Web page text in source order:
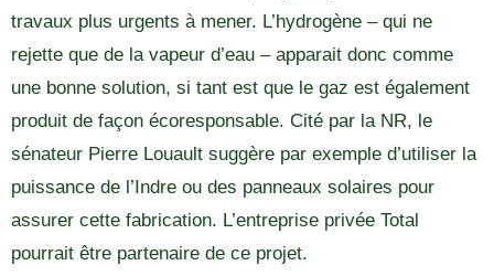
travaux plus urgents à mener. L’hydrogène – qui ne
rejette que de la vapeur d’eau – apparait donc comme
une bonne solution, si tant est que le gaz est également
produit de façon écoresponsable. Cité par la NR, le
sénateur Pierre Louault suggère par exemple d’utiliser la
puissance de l’Indre ou des panneaux solaires pour
assurer cette fabrication. L’entreprise privée Total
pourrait être partenaire de ce projet.